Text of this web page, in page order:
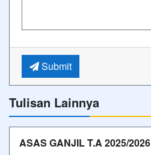
Submit
Tulisan Lainnya
ASAS GANJIL T.A 2025/2026